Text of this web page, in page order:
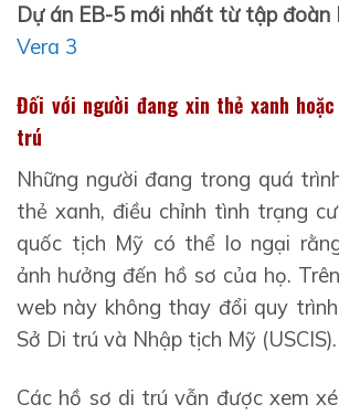
Dự án EB-5 mới nhất từ tập đoàn
Vera 3
Đối với người đang xin thẻ xanh
trú
Những người đang trong quá
thẻ xanh, điều chỉnh tình trạng
quốc tịch Mỹ có thể lo ngại
ảnh hưởng đến hồ sơ của họ.
web này không thay đổi quy
Sở Di trú và Nhập tịch Mỹ (USCIS).
Các hồ sơ di trú vẫn được xem